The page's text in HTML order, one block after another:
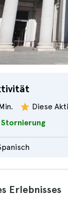
Diese
Stornierung
Erlebnisses